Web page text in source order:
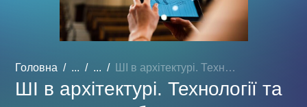
Головна ... ... ШІ в архітектурі. Техноло...
ШІ в архітектурі. Технології та